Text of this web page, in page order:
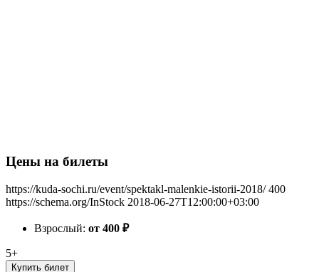
Цены на билеты
https://kuda-sochi.ru/event/spektakl-malenkie-istorii-2018/ 400
https://schema.org/InStock 2018-06-27T12:00:00+03:00
Взрослый: от 400 ₽
5+
Купить билет